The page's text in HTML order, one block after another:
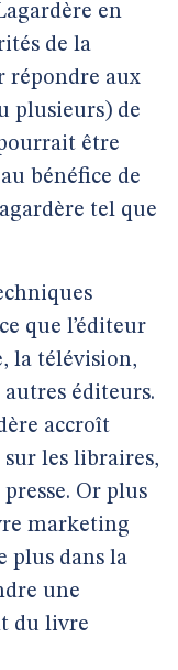
en
de la
répondre aux
plusieurs) de
être
bénéfice de
tel que
que l’éditeur
la télévision,
éditeurs.
accroît
sur les libraires,
Or plus
marketing
plus dans la
une
du livre